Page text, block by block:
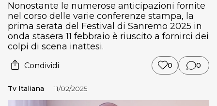
Nonostante le numerose anticipazioni fornite
nel corso delle varie conferenze stampa, la
prima serata del Festival di Sanremo 2025 in
onda stasera 11 febbraio è riuscito a fornirci dei
colpi di scena inattesi.
Condividi 0 0
Tv Italiana 11/02/2025